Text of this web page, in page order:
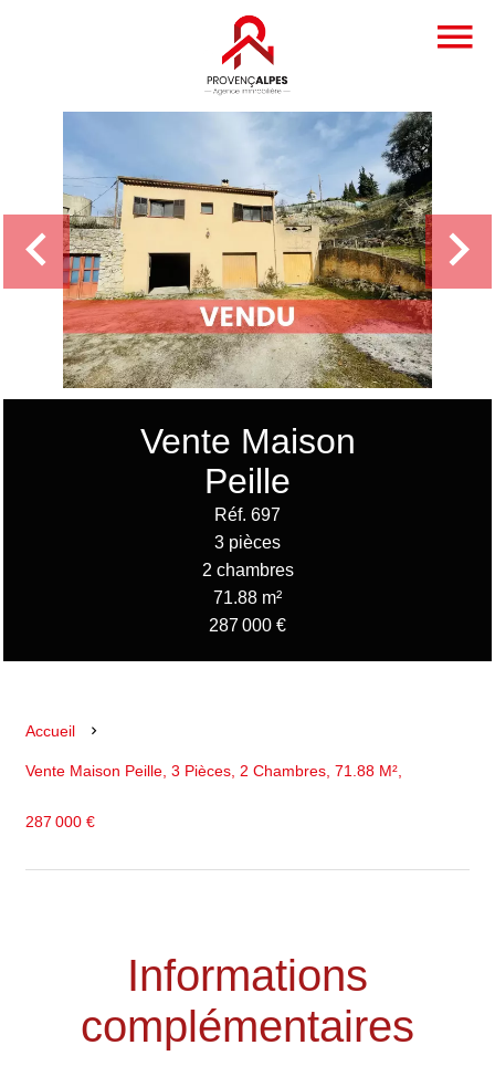
Vente Maison
Peille
Réf. 697
3 pièces
2 chambres
71.88 m²
287 000 €
Accueil
Vente Maison Peille, 3 Pièces, 2 Chambres, 71.88 M²,
287 000 €
Informations
complémentaires